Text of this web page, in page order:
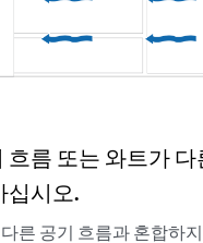
흐름 또는 와트가 다
십시오.
른 공기 흐름과 혼합하